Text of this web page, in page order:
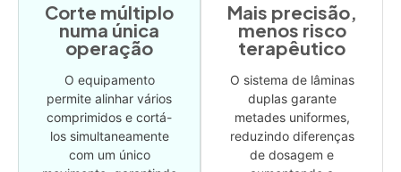
Corte múltiplo
numa única
operação
O equipamento
permite alinhar vários
comprimidos e cortá-
los simultaneamente
com um único
Mais precisão,
menos risco
terapêutico
O sistema de lâminas
duplas garante
metades uniformes,
reduzindo diferenças
de dosagem e